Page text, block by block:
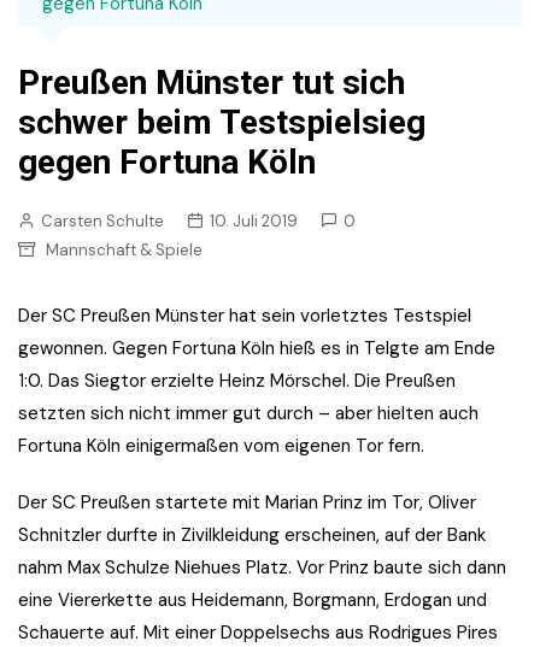
Preußen Münster tut sich
schwer beim Testspielsieg
gegen Fortuna Köln
Carsten Schulte 10. Juli 2019
0
Mannschaft & Spiele
Der SC Preußen Münster hat sein vorletztes Testspiel
gewonnen. Gegen Fortuna Köln hieß es in Telgte am Ende
1:0. Das Siegtor erzielte Heinz Mörschel. Die Preußen
setzten sich nicht immer gut durch – aber hielten auch
Fortuna Köln einigermaßen vom eigenen Tor fern.
Der SC Preußen startete mit Marian Prinz im Tor, Oliver
Schnitzler durfte in Zivilkleidung erscheinen, auf der Bank
nahm Max Schulze Niehues Platz. Vor Prinz baute sich dann
eine Viererkette aus Heidemann, Borgmann, Erdogan und
Schauerte auf. Mit einer Doppelsechs aus Rodrigues Pires